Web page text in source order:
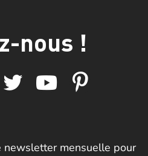
nous !
newsletter mensuelle pour